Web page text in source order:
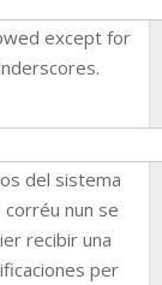
except for
del sistema
nun se
recibir una
per